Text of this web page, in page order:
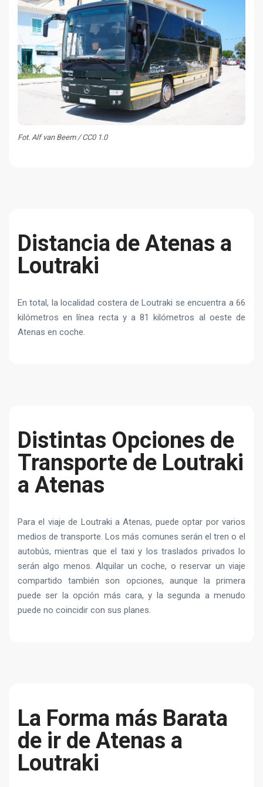
Fot. Alf van Beem / CC0 1.0
Distancia de Atenas a
Loutraki
En total, la localidad costera de Loutraki se encuentra a 66
kilómetros en línea recta y a 81 kilómetros al oeste de
Atenas en coche.
Distintas Opciones de
Transporte de Loutraki
a Atenas
Para el viaje de Loutraki a Atenas, puede optar por varios
medios de transporte. Los más comunes serán el tren o el
autobús, mientras que el taxi y los traslados privados lo
serán algo menos. Alquilar un coche, o reservar un viaje
compartido también son opciones, aunque la primera
puede ser la opción más cara, y la segunda a menudo
puede no coincidir con sus planes.
La Forma más Barata
de ir de Atenas a
Loutraki